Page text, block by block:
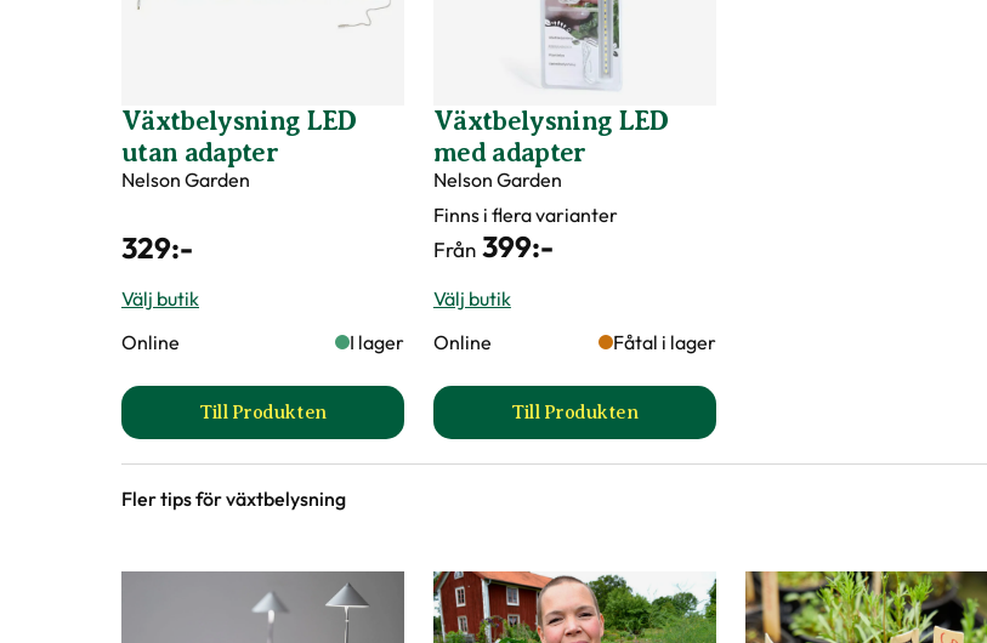
Växtbelysning LED
utan adapter
Nelson Garden
329:-
Välj butik
Online
I lager
Till Produkten
till Växtbelysning LED utan adapter produktsida
Växtbelysning LED
med adapter
Nelson Garden
Finns i flera varianter
Från 399:-
Välj butik
Online
Fåtal i lager
Till Produkten
till Växtbelysning LED med adapter produktsida
Fler tips för växtbelysning